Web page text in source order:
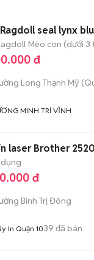
seal lynx
Mèo con (dưới 3
đ
Long Thạnh Mỹ
MINH TRÍ VĨNH
laser Brother
đ
Bình Trị Đông
In Quận 1039 đã bán